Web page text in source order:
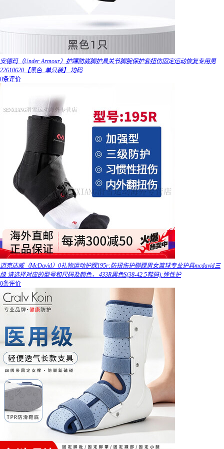
安德玛（Under Armour）护踝防崴脚护具关节脚腕保护套扭伤固定运动恢复专用男
22610620【黑色_单只装】 均码
0条评价
迈克达威（McDavid）0礼物运动护踝195r:防扭伤护脚踝男女篮球专业护具mcdavid三
级 请选择对应的型号和尺码及颜色， 433R黑色S(38-42.5鞋码):弹性护
0条评价